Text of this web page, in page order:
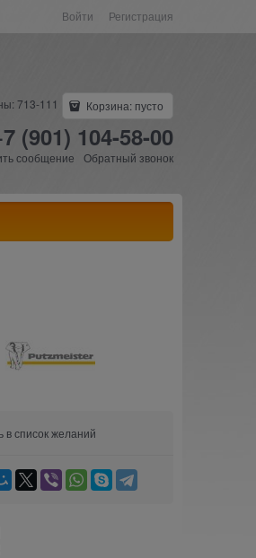
Войти Регистрация
713-111 Корзина: пусто
(901) 104-58-00
сообщение Обратный звонок
в список желаний